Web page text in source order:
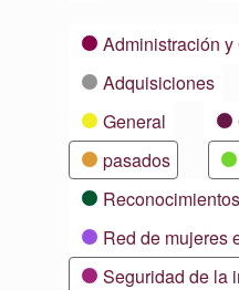
CategoríasAdministración
Adquisiciones
General
pasados
Reconocimientos
Red de mujeres
Seguridad de la